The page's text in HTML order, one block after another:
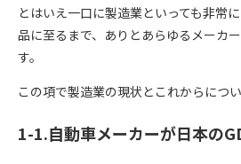
とはいえ一口に製造業といっても非常
品に至るまで、ありとあらゆるメーカ
す。
この項で製造業の現状とこれからにつ
1-1.自動車メーカーが日本の